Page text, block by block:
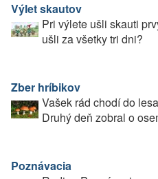
Výlet skautov
Pri výlete ušli skauti
ušli za všetky tri dni?
Zber hríbikov
Vašek rád chodí do
Druhý deň zobral o
Poznávacia